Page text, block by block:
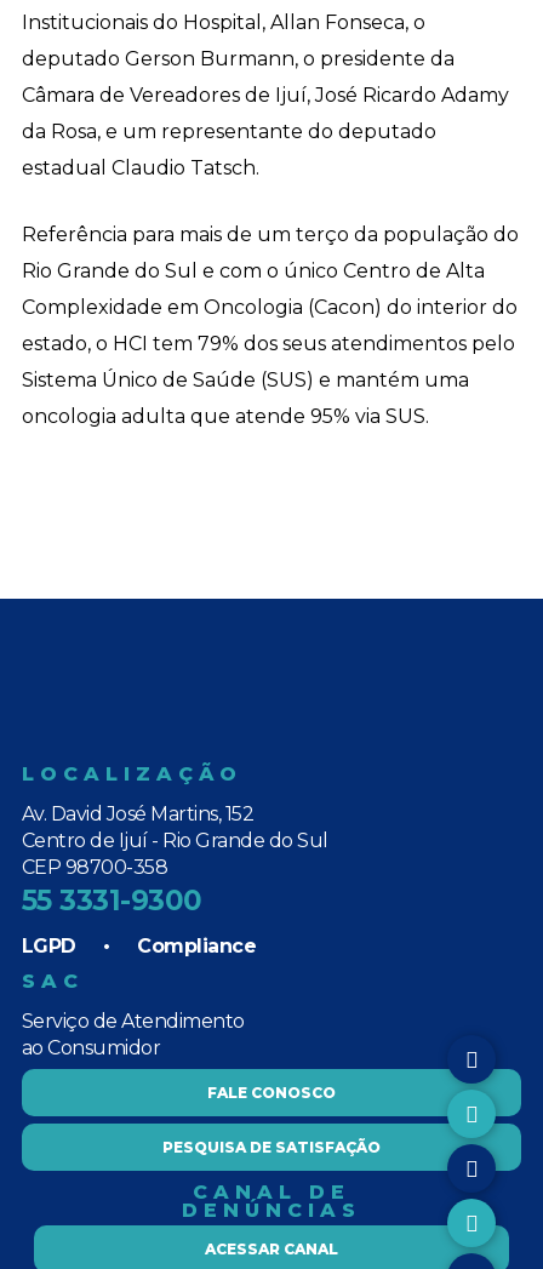
Institucionais do Hospital, Allan Fonseca, o
deputado Gerson Burmann, o presidente da
Câmara de Vereadores de Ijuí, José Ricardo Adamy
da Rosa, e um representante do deputado
estadual Claudio Tatsch.
Referência para mais de um terço da população do
Rio Grande do Sul e com o único Centro de Alta
Complexidade em Oncologia (Cacon) do interior do
estado, o HCI tem 79% dos seus atendimentos pelo
Sistema Único de Saúde (SUS) e mantém uma
oncologia adulta que atende 95% via SUS.
LOCALIZAÇÃO
Av. David José Martins, 152
Centro de Ijuí - Rio Grande do Sul
CEP 98700-358
55 3331-9300
LGPD • Compliance
SAC
Serviço de Atendimento
ao Consumidor
FALE CONOSCO
PESQUISA DE SATISFAÇÃO
CANAL DE
DENÚNCIAS
ACESSAR CANAL